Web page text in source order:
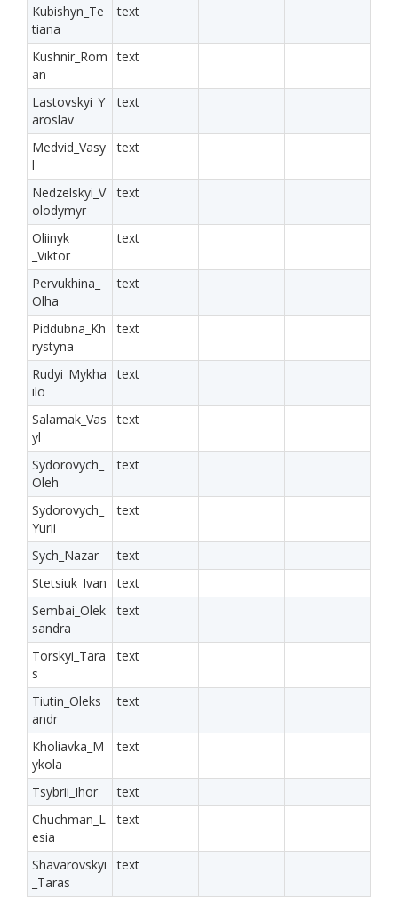
Kubishyn_Te
tiana
text
Kushnir_Rom
an
text
Lastovskyi_Y
aroslav
text
Medvid_Vasy
l
text
Nedzelskyi_V
olodymyr
text
Oliinyk
_Viktor
text
Pervukhina_
Olha
text
Piddubna_Kh
rystyna
text
Rudyi_Mykha
ilo
text
Salamak_Vas
yl
text
Sydorovych_
Oleh
text
Sydorovych_
Yurii
text
Sych_Nazar
text
Stetsiuk_Ivan
text
Sembai_Olek
sandra
text
Torskyi_Tara
s
text
Tiutin_Oleks
andr
text
Kholiavka_M
ykola
text
Tsybrii_Ihor
text
Chuchman_L
esia
text
Shavarovskyi
_Taras
text